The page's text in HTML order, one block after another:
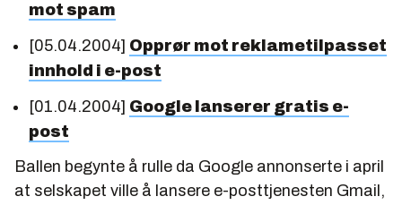
mot spam
[05.04.2004] Opprør mot reklametilpasset
innhold i e-post
[01.04.2004] Google lanserer gratis e-
post
Ballen begynte å rulle da Google annonserte i april
at selskapet ville å lansere e-posttjenesten Gmail,